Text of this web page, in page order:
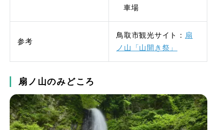
車場
参考
鳥取市観光サイト： 扇
ノ山「山開き祭」
扇ノ山のみどころ